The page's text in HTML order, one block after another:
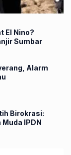
El Nino?
Sumbar
Alarm
Birokrasi:
IPDN